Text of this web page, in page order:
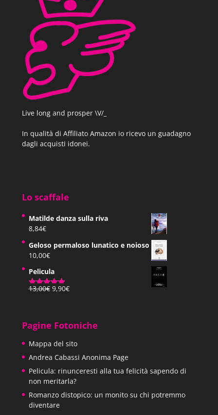
Live long and prosper \V/_
In qualità di Affiliato Amazon io ricevo un guadagno
dagli acquisti idonei.
Lo scaffale
Matilde danza sulla riva
8,84€
Geloso permaloso lunatico e noioso
10,00€
Pelicula
Valutato
13,00€ Il
13,00€.
9,90€Il
9,90€.
Pagine Fotoniche
Mappa del sito
Andrea Cabassi Anonima Page
Pelicula: rinunceresti alla tua felicità sapendo di
non meritarla?
Romanzo distopico: un monito su chi potremmo
diventare